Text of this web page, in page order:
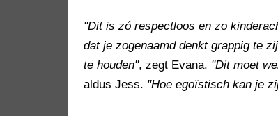
"Dit is zó respectloos en zo
dat je zogenaamd denkt grappig te
te houden", zegt Evana. "Dit moet
aldus Jess. "Hoe egoïstisch kan je